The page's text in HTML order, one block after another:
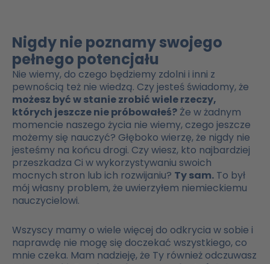
Nigdy nie poznamy swojego
pełnego potencjału
Nie wiemy, do czego będziemy zdolni i inni z
pewnością też nie wiedzą. Czy jesteś świadomy, że
możesz być w stanie zrobić wiele rzeczy,
których jeszcze nie próbowałeś? Że w żadnym
momencie naszego życia nie wiemy, czego jeszcze
możemy się nauczyć? Głęboko wierzę, że nigdy nie
jesteśmy na końcu drogi. Czy wiesz, kto najbardziej
przeszkadza Ci w wykorzystywaniu swoich
mocnych stron lub ich rozwijaniu? Ty sam. To był
mój własny problem, że uwierzyłem niemieckiemu
nauczycielowi.
Wszyscy mamy o wiele więcej do odkrycia w sobie i
naprawdę nie mogę się doczekać wszystkiego, co
mnie czeka. Mam nadzieję, że Ty również odczuwasz